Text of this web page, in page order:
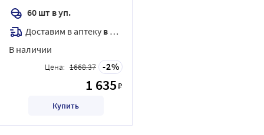
60 шт в уп.
Доставим в аптеку в течение 7 дней
В наличии
Цена: 1668.37 2
1 635₽
Купить